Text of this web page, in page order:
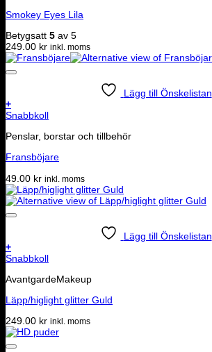
Smokey Eyes Lila
Betygsatt 5 av 5
249.00 kr inkl. moms
Lägg till Önskelistan
+
Snabbkoll
Penslar, borstar och tillbehör
Fransböjare
49.00 kr inkl. moms
Lägg till Önskelistan
+
Snabbkoll
AvantgardeMakeup
Läpp/higlight glitter Guld
249.00 kr inkl. moms